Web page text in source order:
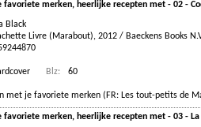
favoriete merken, heerlijke recepten met - 02 -
Black
Livre (Marabout), 2012 / Baeckens Books
Blz:
60
met je favoriete merken (FR: Les tout-petits de
favoriete merken, heerlijke recepten met - 03 -